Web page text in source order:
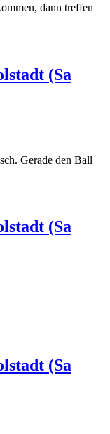
dann treffen
(Sa
Gerade den Ball
(Sa
(Sa